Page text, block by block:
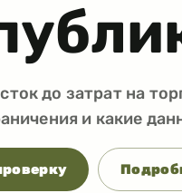
до затрат на
и какие